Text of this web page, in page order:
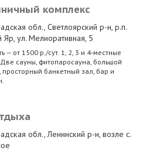
комплекс
обл., Светлоярский р-н, р.п.
Яр, ул. Мелиоративная, 5
— от 1500 р./сут. 1, 2, 3 и 4-местные
сауны, фитопаросауна, большой
просторный банкетный зал, бар и
обл., Ленинский р-н, возле с.